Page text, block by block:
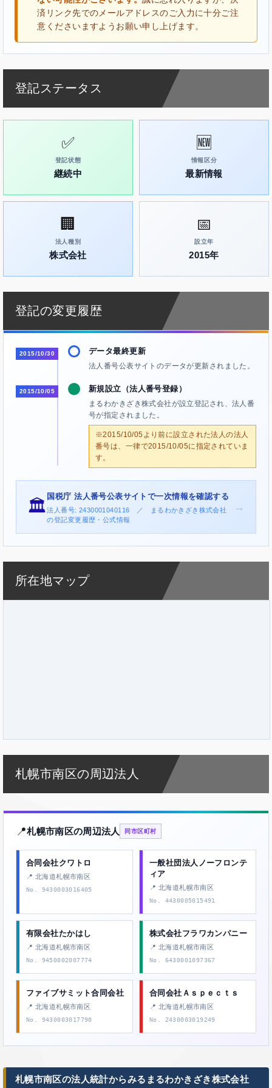
済リンク先でのメールアドレスのご入力に十分ご注
意くださいますようお願い申し上げます。
登記ステータス
✅
登記状態
継続中
🆕
情報区分
最新情報
🏢
法人種別
株式会社
📅
設立年
2015年
登記の変更履歴
2015/10/30 データ最終更新
法人番号公表サイトのデータが更新されました。
2015/10/05 新規設立（法人番号登録）
まるわかきざき株式会社が設立登記され、法人番
号が指定されました。
※2015/10/05より前に設立された法人の法人
番号は、一律で2015/10/05に指定されていま
す。
🏛️
国税庁 法人番号公表サイトで一次情報を確認する
法人番号: 2430001040116 ／ まるわかきざき株式会社
の登記変更履歴・公式情報
→
所在地マップ
札幌市南区の周辺法人
📍札幌市南区の周辺法人 同市区町村
合同会社クワトロ
📍 北海道札幌市南区
No. 9430003016405
一般社団法人ノーフロンテ
ィア
📍 北海道札幌市南区
No. 4430005015491
有限会社たかはし
📍 北海道札幌市南区
No. 9450002007774
株式会社フラワカンパニー
📍 北海道札幌市南区
No. 6430001097367
ファイブサミット合同会社
📍 北海道札幌市南区
No. 9430003017790
合同会社Ａｓｐｅｃｔｓ
📍 北海道札幌市南区
No. 2430003019249
札幌市南区の法人統計からみるまるわかきざき株式会社